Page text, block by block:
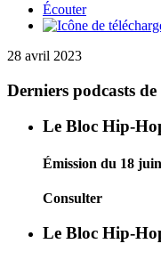
Écouter
28 avril 2023
Derniers podcasts de
Le Bloc Hip-
Émission du 18
Consulter
Le Bloc Hip-